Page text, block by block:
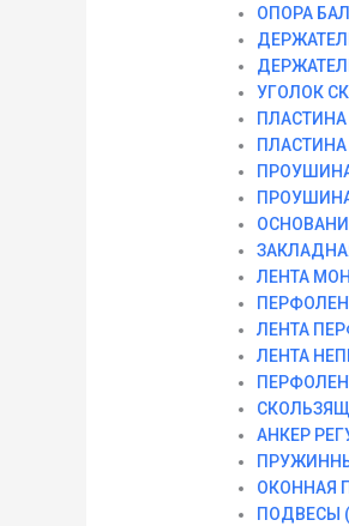
ОПОРА
УГОЛОК
ЛЕНТА
ЛЕНТА
ЛЕНТА
АНКЕР
ОКОННАЯ
ПОДВЕСЫ